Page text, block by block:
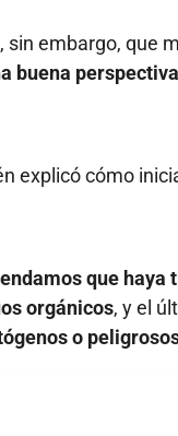
sin embargo, que
buena
explicó cómo
que haya
orgánicos, y el
o